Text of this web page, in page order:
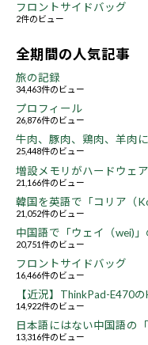
フロントサイドバッグ
2件のビュー
全期間の人気記事
旅の記録
34,463件のビュー
プロフィール
26,876件のビュー
牛肉、豚肉、鶏肉、羊肉
25,448件のビュー
増設メモリがハードウェ
21,166件のビュー
韓国を英語で「コリア（
21,052件のビュー
中国語で「ウェイ（wei)
20,751件のビュー
フロントサイドバッグ
16,466件のビュー
【近況】ThinkPad-E470
14,922件のビュー
日本語にはない中国語の
13,316件のビュー